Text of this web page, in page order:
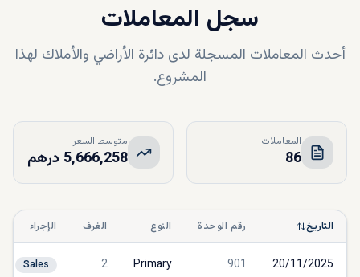
سجل المعاملات
أحدث المعاملات المسجلة لدى دائرة الأراضي والأملاك لهذا
المشروع.
المعاملات
86
متوسط السعر
5,666,258 درهم
التاريخ رقم الوحدة النوع الغرف الإجراء
20/11/2025
901
Primary
2
Sales